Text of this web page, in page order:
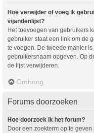
Hoe verwijder of voeg ik
vijandenlijst?
Het toevoegen van gebruikers
gebruiker staat een link om de
te voegen. De tweede manier
gebruikersnaam opgeven. Op
de lijst verwijderen.
Omhoog
Forums doorzoeken
Hoe doorzoek ik het forum?
Door een zoekterm op te